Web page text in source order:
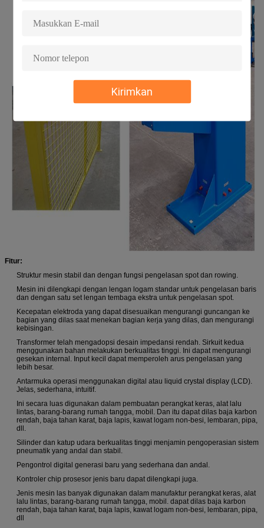
Kirimkan
Fitur:
Struktur mesin stabil dan dengan fungsi pengelasan spot dan rowing.
Mesin ini dilengkapi dengan lengan logam standar untuk pengelasan baris
dan dengan satu set lengan tembaga ekstra untuk pengelasan spot.
Kecepatan elektroda yang dapat disesuaikan mengurangi guncangan ke
bagian yang dilas saat menekan bagian kerja yang dilas, dan mengurangi
kebisingan.
Transformer telah mengadopsi desain impedansi rendah. Sirkuit kedua
menggunakan bahan melakukan berkualitas tinggi. Ini dapat mengurangi
gesekan internal. Input kecil dapat memperoleh arus pengelasan yang
lebih besar.
Antarmuka operasi menggunakan digital atau liquid crystal display (LCD).
Jelas, sederhana, intuitif.
Ini secara luas digunakan dalam pembuatan perangkat keras, alat lalu
lintas, barang-barang rumah tangga, mobil. Dan itu dapat dilas baja karbon
rendah, baja tahan karat, baja lapis, kawat logam non-besi, lembaran, pipa,
dll.
Silinder dan katup udara berkualitas tinggi menjamin pengoperasian sistem
pneumatik yang andal dan stabil.
Pengontrol digital generasi baru yang sederhana dan andal.
Kontroler chip prosesor jenis baru dapat dilengkapi juga.
Jenis mesin las banyak digunakan dalam manufaktur perangkat keras, alat
lalu lintas, barang-barang rumah tangga, mobil. dapat dilas baja karbon
rendah, baja tahan karat, baja lapis, kawat logam non-besi, lembaran, pipa,
dll